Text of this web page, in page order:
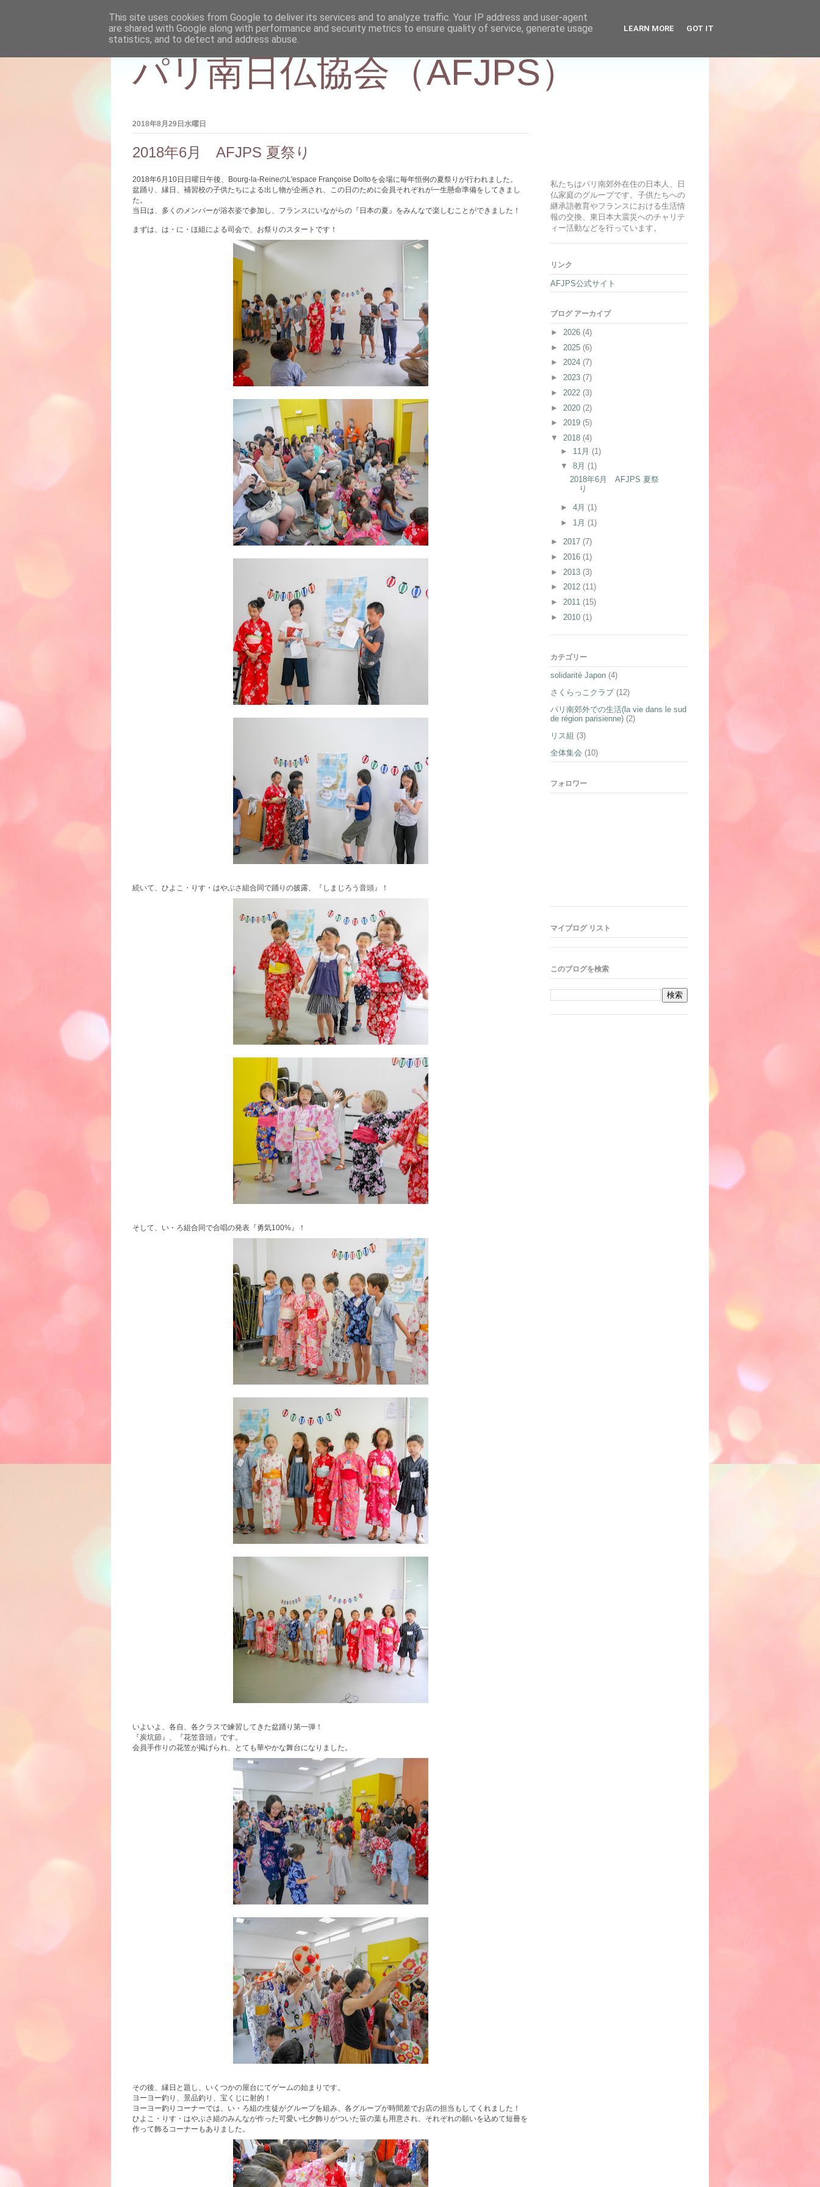
パリ南日仏協会（AFJPS）
2018年8月29日水曜日
2018年6月 AFJPS 夏祭り
2018年6 月 10日日曜日午後、 Bourg-la-ReineのL'espace Françoise Doltoを会場に毎年恒例の夏祭りが行われました。
盆踊り、縁日、補習校の子供たちによる出し物が企画され、この日のために会員それぞれが一生懸命準備をしてきまし
た。
当日は、多くのメンバーが浴衣姿で参加し、フランスにいながらの『日本の夏』をみんなで楽しむことができました！
まずは、は・に・ほ組による司会で、お祭りのスタートです！
続いて、ひよこ・りす・はやぶさ組合同で踊りの披露、『しまじろう音頭』！
そして、い・ろ組合同で合唱の発表『勇気100% 』！
いよいよ、各自、各クラスで練習してきた盆踊り第一弾！
『炭坑節』、『花笠音頭』です。
会員手作りの花笠が掲げられ、とても華やかな舞台になりました。
その後、縁日と題し、いくつかの屋台にてゲームの始まりです。
ヨーヨー釣り、景品釣り、宝くじに射的！
ヨーヨー釣りコーナーでは、い・ろ組の生徒がグループを組み、各グループが時間差でお店の担当もしてくれました！
ひよこ・りす・はやぶさ組のみんなが作った可愛い七夕飾りがついた笹の葉も用意され、それぞれの願いを込めて短冊を
作って飾るコーナーもありました。
私たちはパリ南郊外在住の日本人、日
仏家庭のグループです。子供たちへの
継承語教育やフランスにおける生活情
報の交換、東日本大震災へのチャリテ
ィー活動などを行っています。
リンク
AFJPS公式サイト
ブログ アーカイブ
► 2026 (4)
► 2025 (6)
► 2024 (7)
► 2023 (7)
► 2022 (3)
► 2020 (2)
► 2019 (5)
▼ 2018 (4)
► 11月 (1)
▼ 8月 (1)
2018年6月 AFJPS 夏祭
り
► 4月 (1)
► 1月 (1)
► 2017 (7)
► 2016 (1)
► 2013 (3)
► 2012 (11)
► 2011 (15)
► 2010 (1)
カテゴリー
solidarité Japon (4)
さくらっこクラブ (12)
パリ南郊外での生活(la vie dans le sud
de région parisienne) (2)
リス組 (3)
全体集会 (10)
フォロワー
マイブログ リスト
このブログを検索
This site uses cookies from Google to deliver its services and to analyze traffic. Your IP address and user-agent
are shared with Google along with performance and security metrics to ensure quality of service, generate usage
statistics, and to detect and address abuse.
LEARN MORE GOT IT